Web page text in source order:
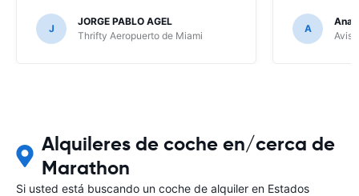
J
JORGE PABLO AGEL
Thrifty Aeropuerto de Miami
A
Ana
Avis
Alquileres de coche en/cerca de
Marathon
Si usted está buscando un coche de alquiler en Estados